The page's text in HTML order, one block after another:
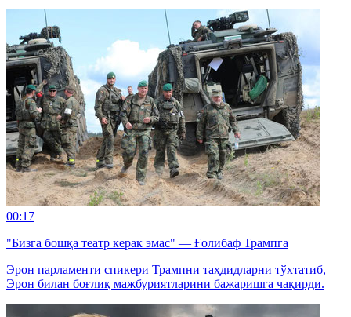
00:17
"Бизга бошқа театр керак эмас" — Ғолибаф Трампга
Эрон парламенти спикери Трампни таҳдидларни тўхтатиб,
Эрон билан боғлиқ мажбуриятларини бажаришга чақирди.